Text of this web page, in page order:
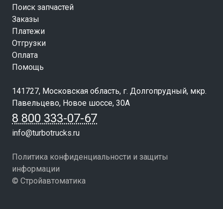
Поиск запчастей
Заказы
Платежи
Отгрузки
Оплата
Помощь
141727, Московская область, г. Долгопрудный, мкр.
Павельцево, Новое шоссе, 30А
8 800 333-07-67
info@turbotrucks.ru
Политика конфиденциальности и защиты
информации
© Стройавтоматика